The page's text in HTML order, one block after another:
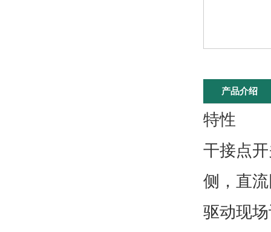
产品介绍
特性
干接点
侧，直
驱动现